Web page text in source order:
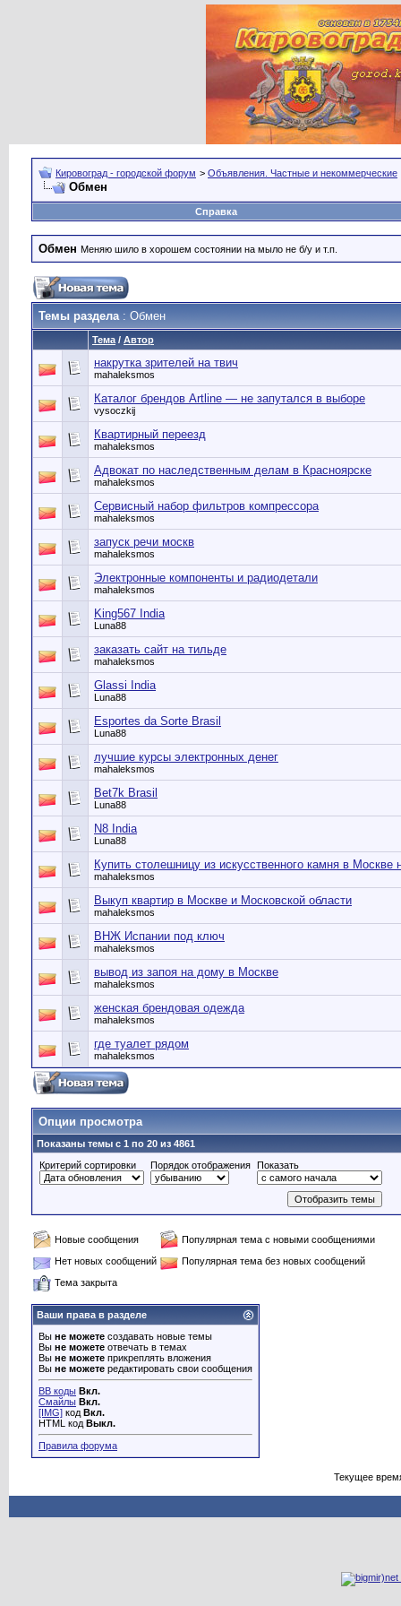
Кировоград - городской форум > Объявления. Частные и некоммерческие
Обмен
Справка
Обмен Меняю шило в хорошем состоянии на мыло не б/у и т.п.
Темы раздела: Обмен
Тема / Автор
накрутка зрителей на твич
mahaleksmos
Каталог брендов Artline — не запутался в выборе
vysoczkij
Квартирный переезд
mahaleksmos
Адвокат по наследственным делам в Красноярске
mahaleksmos
Сервисный набор фильтров компрессора
mahaleksmos
запуск речи москв
mahaleksmos
Электронные компоненты и радиодетали
mahaleksmos
King567 India
Luna88
заказать сайт на тильде
mahaleksmos
Glassi India
Luna88
Esportes da Sorte Brasil
Luna88
лучшие курсы электронных денег
mahaleksmos
Bet7k Brasil
Luna88
N8 India
Luna88
Купить столешницу из искусственного камня в Москве
mahaleksmos
Выкуп квартир в Москве и Московской области
mahaleksmos
ВНЖ Испании под ключ
mahaleksmos
вывод из запоя на дому в Москве
mahaleksmos
женская брендовая одежда
mahaleksmos
где туалет рядом
mahaleksmos
Опции просмотра
Показаны темы с 1 по 20 из 4861
Критерий сортировки
Порядок отображения Показать
Новые сообщения
Популярная тема с новыми сообщениями
Нет новых сообщений
Популярная тема без новых сообщений
Тема закрыта
Ваши права в разделе
Вы не можете создавать новые темы
Вы не можете отвечать в темах
Вы не можете прикреплять вложения
Вы не можете редактировать свои сообщения
BB коды Вкл.
Смайлы Вкл.
[IMG] код Вкл.
HTML код Выкл.
Правила форума
Текущее